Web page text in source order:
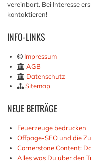
vereinbart. Bei Interesse
kontaktieren!
INFO-LINKS
Impressum
AGB
Datenschutz
Sitemap
NEUEBEITRÄGE
Feuerzeuge bedrucken
Offpage-SEO und die
Cornerstone Content:
Alles was Du über den